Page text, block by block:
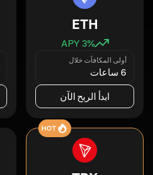
ETH
3% APY
أولى المكافآت خلال
6 ساعات
ابدأ الربح الآن
HOT